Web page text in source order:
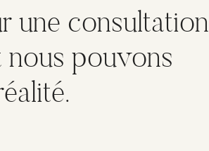
une consultation
pouvons